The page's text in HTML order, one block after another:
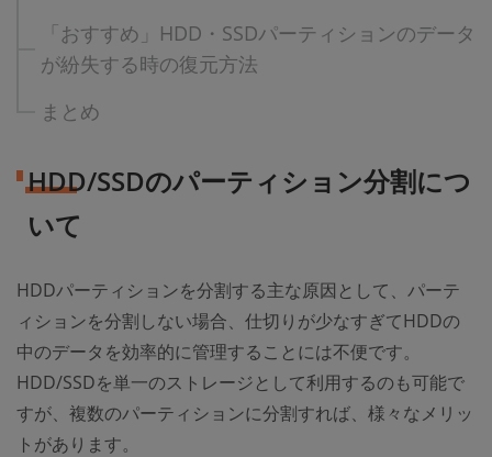
「おすすめ」HDD・SSDパーティションのデータ
が紛失する時の復元方法
まとめ
HDD/SSDのパーティション分割につ
いて
HDDパーティションを分割する主な原因として、パーテ
ィションを分割しない場合、仕切りが少なすぎてHDDの
中のデータを効率的に管理することには不便です。
HDD/SSDを単一のストレージとして利用するのも可能で
すが、複数のパーティションに分割すれば、様々なメリッ
トがあります。